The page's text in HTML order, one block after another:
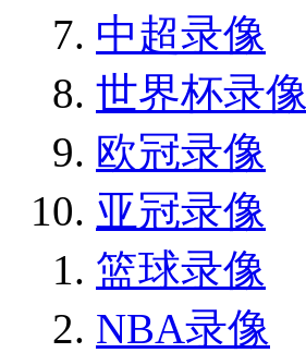
中超录像
世界杯录像
欧冠录像
亚冠录像
篮球录像
NBA录像